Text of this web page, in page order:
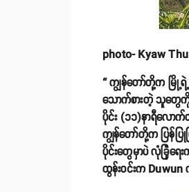
photo- Kyaw
“ ကျွန်တော်တို့က မြို့
သောက်စားတဲ့ သူတွေ
ပိုင်း (၁၁)နာရီလော
ကျွန်တော်တို့က ပြန်ပ
ပိုင်းတွေမှာပဲ လုံခြုံရ
ထွန်းဝင်းက Duwun